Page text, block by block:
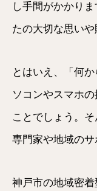
し手間がかかり
たの大切な思いや
とはいえ、「何
ソコンやスマホ
ことでしょう。
専門家や地域のサ
神戸市の地域密着